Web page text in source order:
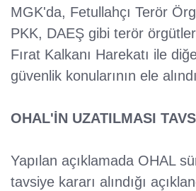
MGK'da, Fetullahçı Terör
PKK, DAEŞ gibi terör
Fırat Kalkanı Harekatı ile
güvenlik konularının ele
OHAL'İN UZATILMASI
Yapılan açıklamada OHAL
tavsiye kararı alındığı